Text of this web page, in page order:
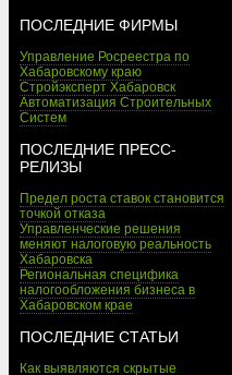
ПОСЛЕДНИЕ ФИРМЫ
Управление Росреестра по
Хабаровскому краю
Стройэксперт Хабаровск
Автоматизация Строительных
Систем
ПОСЛЕДНИЕ ПРЕСС-
РЕЛИЗЫ
Предел роста ставок становится
точкой отказа
Управленческие решения
меняют налоговую реальность
Хабаровска
Региональная специфика
налогообложения бизнеса в
Хабаровском крае
ПОСЛЕДНИЕ СТАТЬИ
Как выявляются скрытые